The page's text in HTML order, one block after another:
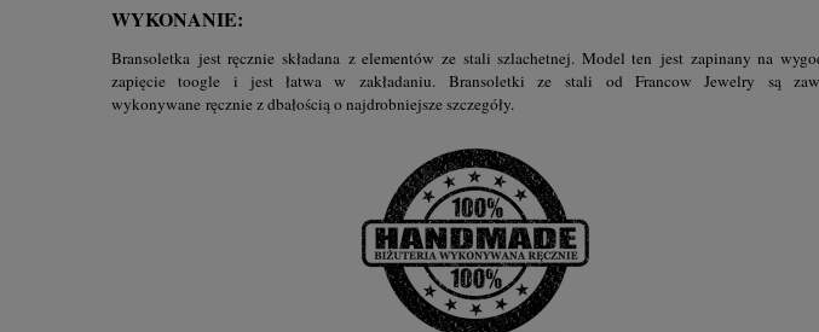
WYKONANIE:
Bransoletka jest ręcznie składana z elementów ze stali szlachetnej. Model ten jest zapinany na
zapięcie toogle i jest łatwa w zakładaniu. Bransoletki ze stali od Francow Jewelry są
wykonywane ręcznie z dbałością o najdrobniejsze szczegóły.